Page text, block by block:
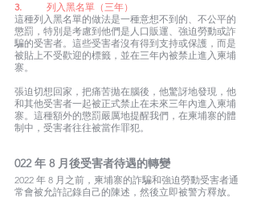
列入黑名單（三年）
這種列入黑名單的做法是一種意想不到的、不公平的
懲罰，特別是考慮到他們是人口販運、強迫勞動或詐
騙的受害者。這些受害者沒有得到支持或保護，而是
被貼上不受歡迎的標籤，並在三年內被禁止進入柬埔
寨。
張迫切想回家，把痛苦拋在腦後，他驚訝地發現，他
和其他受害者一起被正式禁止在未來三年內進入柬埔
寨。這種額外的懲罰嚴厲地提醒我們，在柬埔寨的體
制中，受害者往往被當作罪犯。
022 年 8 月後受害者待遇的轉變
2022 年 8 月之前，柬埔寨的詐騙和強迫勞動受害者通
常會被允許記錄自己的陳述，然後立即被警方釋放。